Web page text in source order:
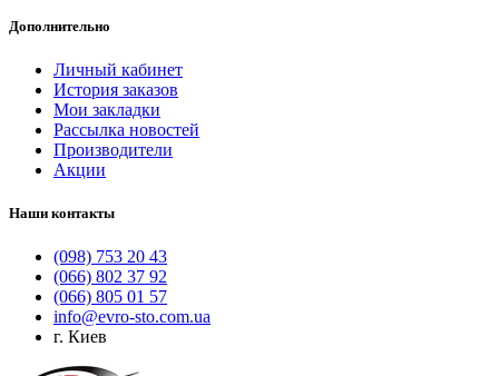
Дополнительно
Личный кабинет
История заказов
Мои закладки
Рассылка новостей
Производители
Акции
Наши контакты
(098) 753 20 43
(066) 802 37 92
(066) 805 01 57
info@evro-sto.com.ua
г. Киев